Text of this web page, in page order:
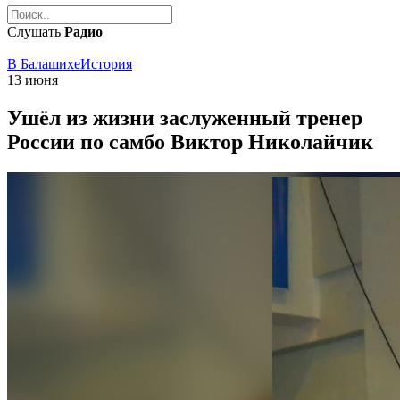
Слушать Радио
В БалашихеИстория
13 июня
Ушёл из жизни заслуженный тренер
России по самбо Виктор Николайчик